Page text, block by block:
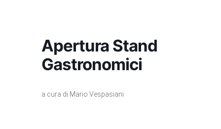
Apertura Stand
Gastronomici
a cura di Mario Vespasiani